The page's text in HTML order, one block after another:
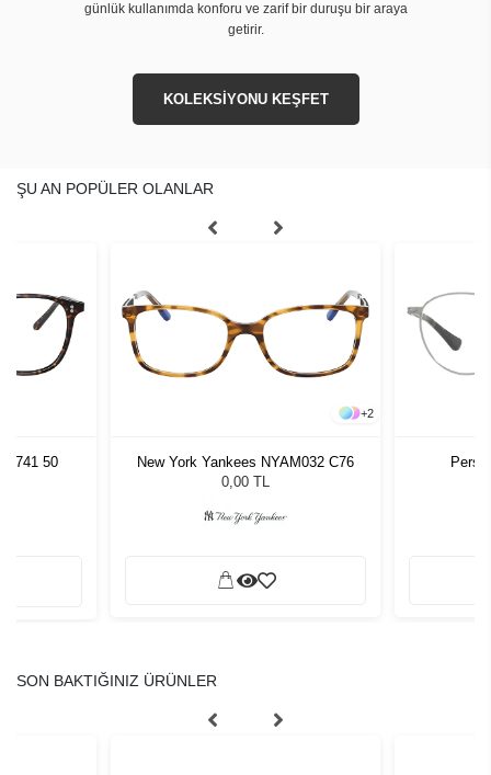
günlük kullanımda konforu ve zarif bir duruşu bir araya
getirir.
KOLEKSİYONU KEŞFET
ŞU AN POPÜLER OLANLAR
1741 50
+2
New York Yankees NYAM032 C76
0,00 TL
SON BAKTIĞINIZ ÜRÜNLER